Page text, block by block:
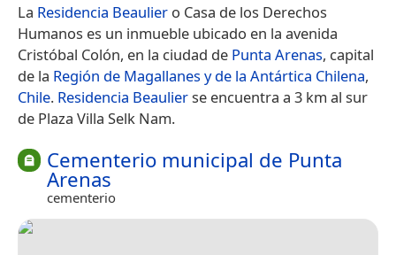
La Residencia Beaulier o Casa de los Derechos
Humanos es un inmueble ubicado en la avenida
Cristóbal Colón, en la ciudad de Punta Arenas, capital
de la Región de Magallanes y de la Antártica Chilena,
Chile. Residencia Beaulierse encuentra a 3 km al sur
de Plaza Villa Selk Nam.
Cementerio municipal de Punta
Arenas
cementerio